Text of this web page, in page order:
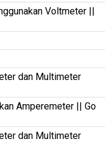
Voltmeter ||
dan Multimeter
Amperemeter || Go
dan Multimeter